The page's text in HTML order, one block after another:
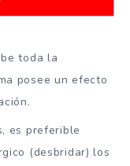
toda la
posee un efecto
es preferible
(desbridar) los